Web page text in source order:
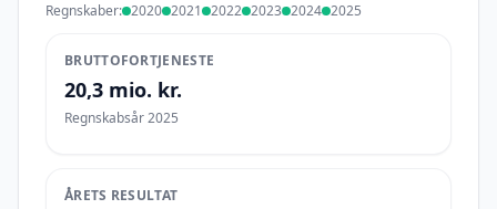
Regnskaber: 2020 2021 2022 2023 2024 2025
BRUTTOFORTJENESTE
20,3 mio. kr.
Regnskabsår 2025
ÅRETS RESULTAT